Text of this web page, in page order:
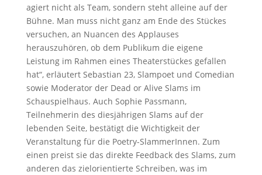
agiert nicht als Team, sondern steht alleine auf der
Bühne. Man muss nicht ganz am Ende des Stückes
versuchen, an Nuancen des Applauses
herauszuhören, ob dem Publikum die eigene
Leistung im Rahmen eines Theaterstückes gefallen
hat“, erläutert Sebastian 23, Slampoet und Comedian
sowie Moderator der Dead or Alive Slams im
Schauspielhaus. Auch Sophie Passmann,
Teilnehmerin des diesjährigen Slams auf der
lebenden Seite, bestätigt die Wichtigkeit der
Veranstaltung für die Poetry-SlammerInnen. Zum
einen preist sie das direkte Feedback des Slams, zum
anderen das zielorientierte Schreiben, was im